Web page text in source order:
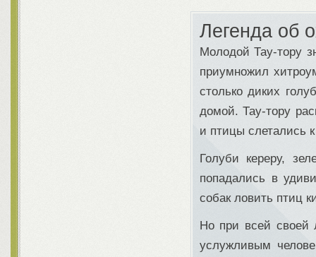
Легенда об
Молодой Тау-тору
приумножил
столько диких
домой. Тау-тору
и птицы слетались
Голуби кереру,
попадались в
собак ловить птиц
Но при всей своей
услужливым